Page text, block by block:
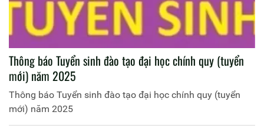
Thông báo Tuyển sinh đào tạo đại học chính quy (tuyển
mới) năm 2025
Thông báo Tuyển sinh đào tạo đại học chính quy (tuyển
mới) năm 2025